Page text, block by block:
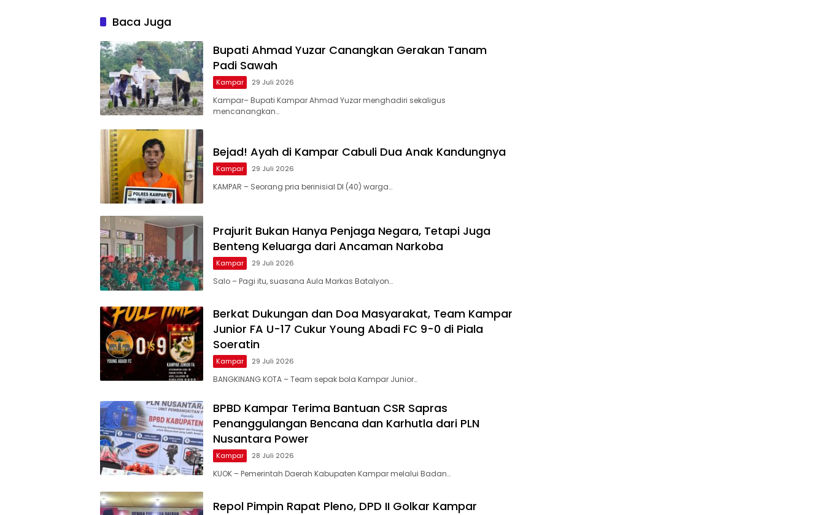
Soeratin
Baca Juga
Bupati Ahmad Yuzar Canangkan Gerakan Tanam
Padi Sawah
Kampar 29 Juli 2026
Kampar– Bupati Kampar Ahmad Yuzar menghadiri sekaligus
mencanangkan…
Bejad! Ayah di Kampar Cabuli Dua Anak Kandungnya
Kampar 29 Juli 2026
KAMPAR – Seorang pria berinisial DI (40) warga…
Prajurit Bukan Hanya Penjaga Negara, Tetapi Juga
Benteng Keluarga dari Ancaman Narkoba
Kampar 29 Juli 2026
Salo – Pagi itu, suasana Aula Markas Batalyon…
Berkat Dukungan dan Doa Masyarakat, Team Kampar
Junior FA U-17 Cukur Young Abadi FC 9-0 di Piala
Soeratin
Kampar 29 Juli 2026
BANGKINANG KOTA – Team sepak bola Kampar Junior…
BPBD Kampar Terima Bantuan CSR Sapras
Penanggulangan Bencana dan Karhutla dari PLN
Nusantara Power
Kampar 28 Juli 2026
KUOK – Pemerintah Daerah Kabupaten Kampar melalui Badan…
Repol Pimpin Rapat Pleno, DPD II Golkar Kampar